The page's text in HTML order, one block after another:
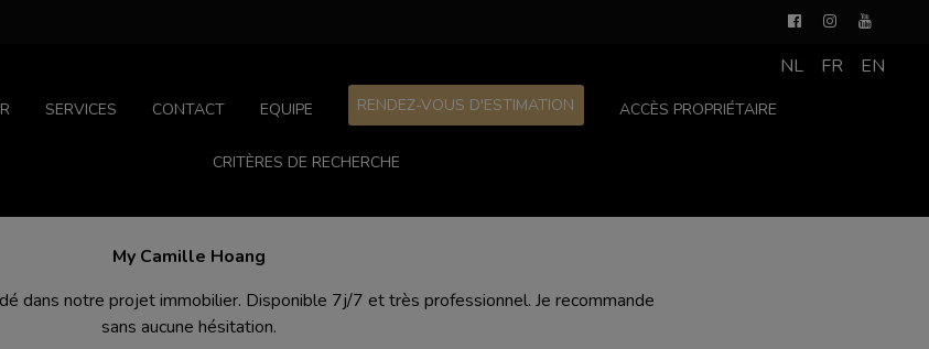
SERVICES CONTACT EQUIPE RENDEZ-VOUS D'ESTIMATION ACCÈS PROPRIÉTAIRE
CRITÈRES DE RECHERCHE
NL FR EN
My Camille Hoang
dans notre projet immobilier. Disponible 7j/7 et très professionnel. Je recommande
sans aucune hésitation.